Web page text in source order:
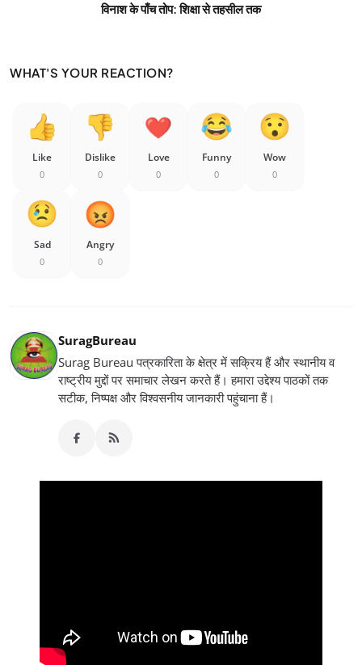
विनाश के पाँच तोप: शिक्षा से तहसील तक
WHAT'S YOUR REACTION?
Like
0
Dislike
0
Love
0
Funny
0
Wow
0
Sad
0
Angry
0
SuragBureau
Surag Bureau पत्रकारिता के क्षेत्र में सक्रिय हैं और स्थानीय व
राष्ट्रीय मुद्दों पर समाचार लेखन करते हैं। हमारा उद्देश्य पाठकों तक
सटीक, निष्पक्ष और विश्वसनीय जानकारी पहुंचाना हैं।